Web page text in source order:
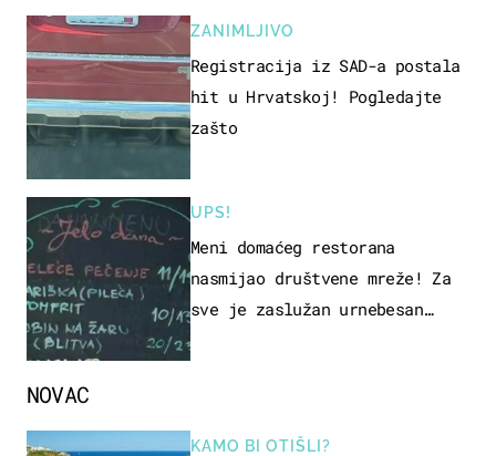
ZANIMLJIVO
Registracija iz SAD-a postala
hit u Hrvatskoj! Pogledajte
zašto
UPS!
Meni domaćeg restorana
nasmijao društvene mreže! Za
sve je zaslužan urnebesan
NOVAC
KAMO BI OTIŠLI?